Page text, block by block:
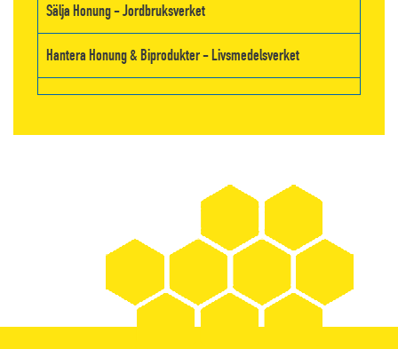
Sälja Honung - Jordbruksverket
Hantera Honung & Biprodukter - Livsmedelsverket